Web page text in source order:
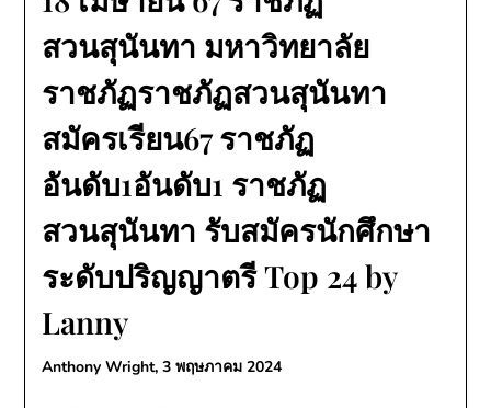
สวนสุนันทา มหาวิทยาลัย
ราชภัฏราชภัฏสวนสุนันทา
สมัครเรียน67 ราชภัฏ
อันดับ1อันดับ1 ราชภัฏ
สวนสุนันทา รับสมัครนักศึกษา
ระดับปริญญาตรี Top 24 by
Lanny
Anthony Wright,3 พฤษภาคม 2024